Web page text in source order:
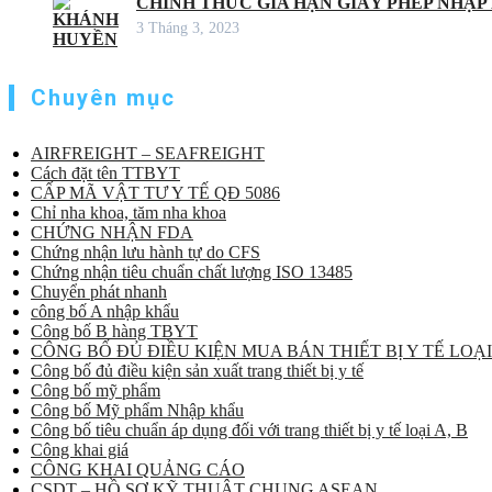
3 Tháng 3, 2023
Chuyên mục
AIRFREIGHT – SEAFREIGHT
Cách đặt tên TTBYT
CẤP MÃ VẬT TƯ Y TẾ QĐ 5086
Chỉ nha khoa, tăm nha khoa
CHỨNG NHẬN FDA
Chứng nhận lưu hành tự do CFS
Chứng nhận tiêu chuẩn chất lượng ISO 13485
Chuyển phát nhanh
công bố A nhập khẩu
Công bố B hàng TBYT
CÔNG BỐ ĐỦ ĐIỀU KIỆN MUA BÁN THIẾT BỊ Y TẾ
Công bố đủ điều kiện sản xuất trang thiết bị y tế
Công bố mỹ phẩm
Công bố Mỹ phẩm Nhập khẩu
Công bố tiêu chuẩn áp dụng đối với trang thiết bị y tế loại A, B
Công khai giá
CÔNG KHAI QUẢNG CÁO